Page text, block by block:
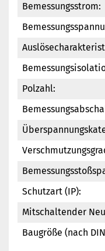
Bemessungsstrom:
Polzahl:
Schutzart (IP):
Mitschaltender
Baugröße (nach